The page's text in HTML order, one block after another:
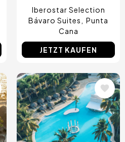
Iberostar Selection
Bávaro Suites
Punta
Cana
JETZT KAUFEN
Bild